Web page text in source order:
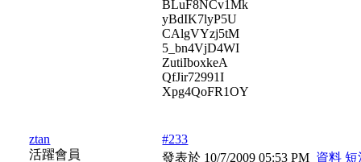
BLuF8NCv1Mk
yBdIK7lyP5U
CAlgVYzj5tM
5_bn4VjD4WI
ZutiIboxkeA
QfJir72991I
Xpg4QoFR1OY
ztan
活躍會員
#233
發表於 10/7/2009 05:53 PM 資料 短